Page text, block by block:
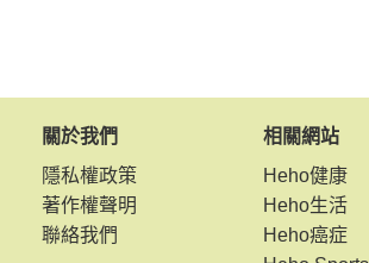
關於我們
隱私權政策
著作權聲明
聯絡我們
相關網站
Heho健康
Heho生活
Heho癌症